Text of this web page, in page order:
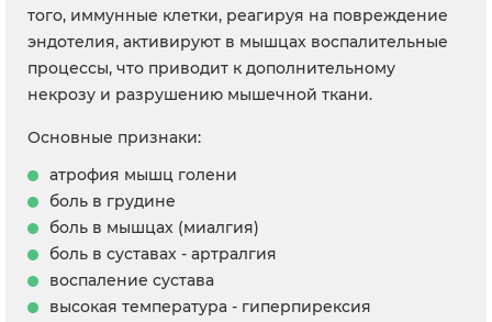
того, иммунные клетки, реагируя на повреждение
эндотелия, активируют в мышцах воспалительные
процессы, что приводит к дополнительному
некрозу и разрушению мышечной ткани.
Основные признаки:
атрофия мышц голени
боль в грудине
боль в мышцах (миалгия)
боль в суставах - артралгия
воспаление сустава
высокая температура - гиперпирексия